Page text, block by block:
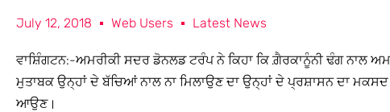
July 12, 2018 Web Users Latest News
ਵਾਸ਼ਿੰਗਟਨ:-ਅਮਰੀਕੀ ਸਦਰ ਡੋਨਲਡ ਟਰੰਪ ਨੇ ਕਿਹਾ ਕਿ ਗ਼ੈਰਕਾਨੂੰਨੀ ਢੰਗ ਨਾਲ
ਮੁਤਾਬਕ ਉਨ੍ਹਾਂ ਦੇ ਬੱਚਿਆਂ ਨਾਲ ਨਾ ਮਿਲਾਉਣ ਦਾ ਉਨ੍ਹਾਂ ਦੇ ਪ੍ਰਸ਼ਾਸਨ ਦਾ
ਆਉਣ।